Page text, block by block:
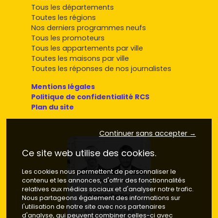
Tous les départements
Toutes les régions
Nos derniers programmes neufs
Tous les promoteurs
Tous les appartements par ville
Toutes les maisons par ville
Toutes les réponses de nos journalistes
Mentions légales
Politique de confidentialité RCS
Plan du site
Continuer sans accepter →
Ce site web utilise des cookies.
Les cookies nous permettent de personnaliser le
contenu et les annonces, d'offrir des fonctionnalités
relatives aux médias sociaux et d'analyser notre trafic.
Nous partageons également des informations sur
l'utilisation de notre site avec nos partenaires
d'analyse, qui peuvent combiner celles-ci avec